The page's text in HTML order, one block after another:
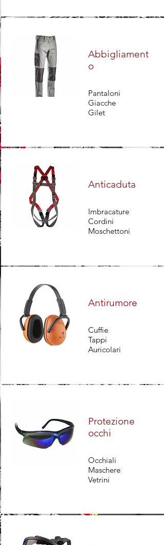
Abbigliament
o
Pantaloni
Giacche
Gilet
Anticaduta
Imbracature
Cordini
Moschettoni
Antirumore
Cuffie
Tappi
Auricolari
Protezione
occhi
Occhiali
Maschere
Vetrini